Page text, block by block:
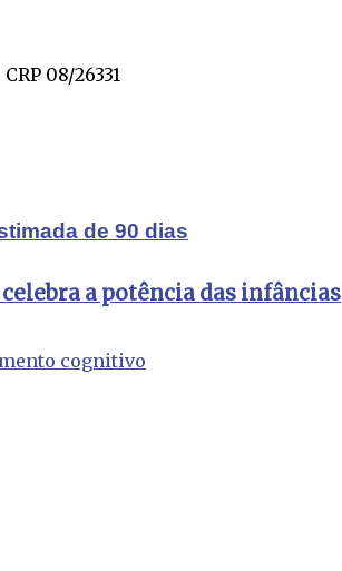
de 90 dias
08/26331
a potência das infâncias